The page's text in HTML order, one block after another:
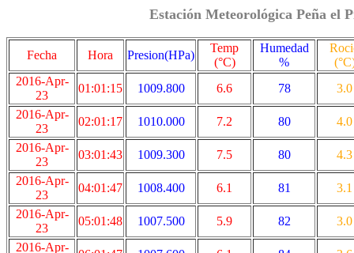
Estación Meteorológica Peña el
Fecha Hora Presion(HPa)
Temp
(°C)
Humedad
%
2016-Apr-
23
01:01:15 1009.800 6.6 78
3.0
2016-Apr-
23
02:01:17 1010.000 7.2 80
4.0
2016-Apr-
23
03:01:43 1009.300 7.5 80
4.3
2016-Apr-
23
04:01:47 1008.400 6.1 81
3.1
2016-Apr-
23
05:01:48 1007.500 5.9 82
3.0
2016-Apr-